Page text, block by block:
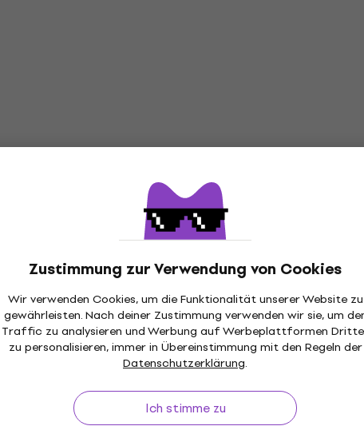
Zustimmung zur Verwendung von Cookies
Wir verwenden Cookies, um die Funktionalität unserer Website zu
gewährleisten. Nach deiner Zustimmung verwenden wir sie, um
Traffic zu analysieren und Werbung auf Werbeplattformen
zu personalisieren, immer in Übereinstimmung mit den Regeln der
Datenschutzerklärung.
Ich stimme zu